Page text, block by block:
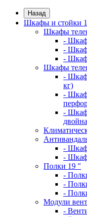
Назад
Шкафы и стойки
Шкафы
-
-
-
Шкафы
-
кг)
- Шкаф
- Шкаф
-
-
Полки 19 "
-
-
-
Модули
-